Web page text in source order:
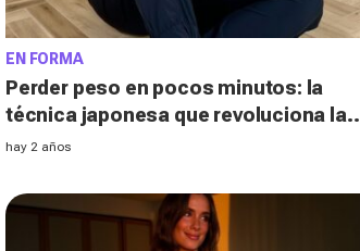
EN FORMA
Perder peso en pocos minutos: la
técnica japonesa que revoluciona la
quema de grasa
hay 2 años